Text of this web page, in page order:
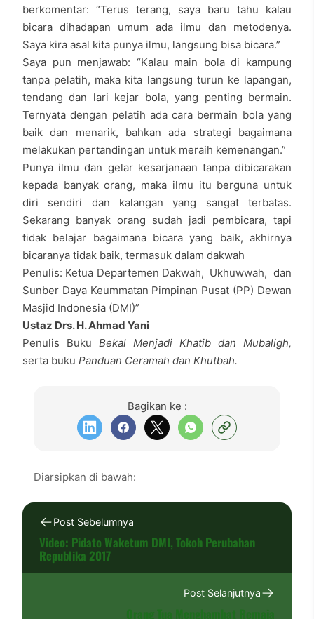
berkomentar: “Terus terang, saya baru tahu kalau
bicara dihadapan umum ada ilmu dan metodenya.
Saya kira asal kita punya ilmu, langsung bisa bicara.”
Saya pun menjawab: “Kalau main bola di kampung
tanpa pelatih, maka kita langsung turun ke lapangan,
tendang dan lari kejar bola, yang penting bermain.
Ternyata dengan pelatih ada cara bermain bola yang
baik dan menarik, bahkan ada strategi bagaimana
melakukan pertandingan untuk meraih kemenangan.”
Punya ilmu dan gelar kesarjanaan tanpa dibicarakan
kepada banyak orang, maka ilmu itu berguna untuk
diri sendiri dan kalangan yang sangat terbatas.
Sekarang banyak orang sudah jadi pembicara, tapi
tidak belajar bagaimana bicara yang baik, akhirnya
bicaranya tidak baik, termasuk dalam dakwah
Penulis: Ketua Departemen Dakwah, Ukhuwwah, dan
Sunber Daya Keummatan Pimpinan Pusat (PP) Dewan
Masjid Indonesia (DMI)”
Ustaz Drs. H. Ahmad Yani
Penulis Buku Bekal Menjadi Khatib dan Mubaligh,
serta buku Panduan Ceramah dan Khutbah.
Bagikan ke :
Diarsipkan di bawah:
Post Sebelumnya
Video: Pidato Waketum DMI, Tokoh Perubahan
Republika 2017
Post Selanjutnya